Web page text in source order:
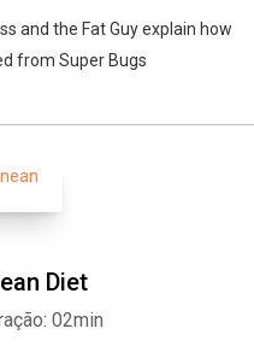
and the Fat Guy explain how
from Super Bugs
Diet
02min